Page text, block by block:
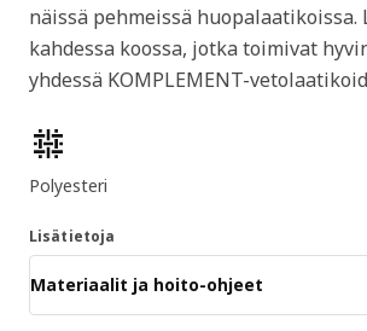
näissä pehmeissä huopalaatikoissa.
kahdessa koossa, jotka toimivat
yhdessä KOMPLEMENT-
Tuotteen ominaisuudet
Polyesteri
Lisätietoja
Materiaalit ja hoito-ohjeet